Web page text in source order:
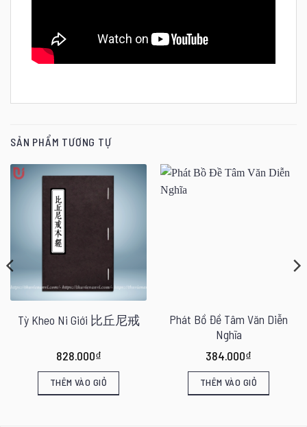
SẢN PHẨM TƯƠNG TỰ
Tỳ Kheo Ni Giới 比丘尼戒
828.000₫
THÊM VÀO GIỎ
Phát Bồ Đề Tâm Văn Diễn
Nghĩa
384.000₫
THÊM VÀO GIỎ